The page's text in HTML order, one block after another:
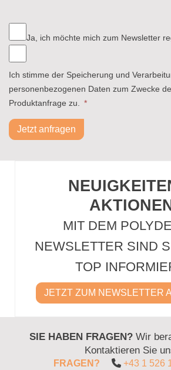
Ja, ich möchte mich zum Newsletter
Ich stimme der Speicherung und
personenbezogenen Daten zum Zwecke
Produktanfrage zu.
*
Jetzt anfragen
MIT DEM
NEWSLETTER SIND
TOP
JETZT ZUM NEWSLETTER
SIE HABEN FRAGEN?Wir
Kontaktieren Sie
FRAGEN?
+43 1 526